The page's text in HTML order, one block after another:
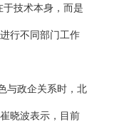
技术本身，而是
行不同部门工作
政企关系时，北
晓波表示，目前